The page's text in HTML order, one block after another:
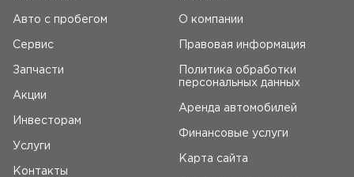
Авто c пробегом
Сервис
Запчасти
Акции
Инвесторам
Услуги
Контакты
О компании
Правовая информация
Политика обработки
персональных данных
Аренда автомобилей
Финансовые услуги
Карта сайта